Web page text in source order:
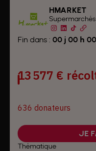
HMARKET
Fin dans : 00 j 00 h
JE
Thématique